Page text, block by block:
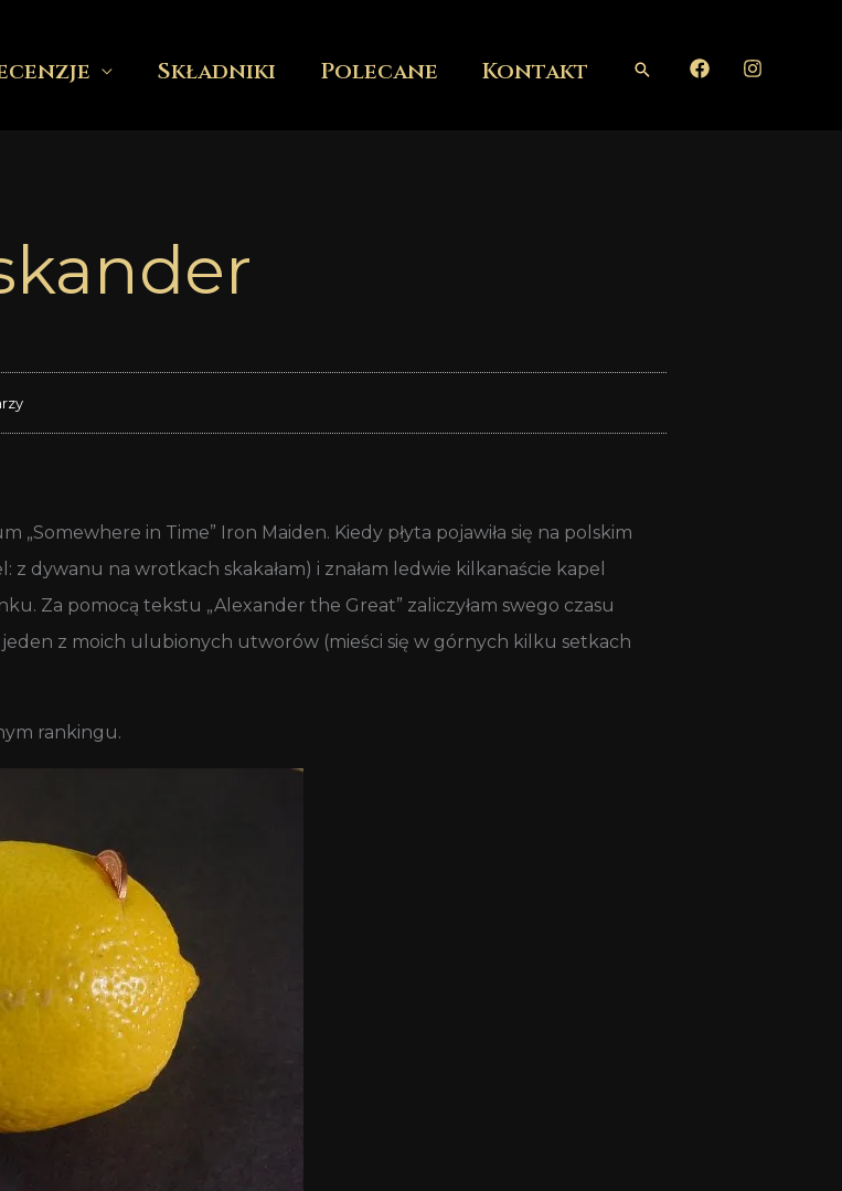
Składniki Polecane Kontakt Szukaj
in Time” Iron Maiden. Kiedy płyta pojawiła się na polskim
dywanu na wrotkach skakałam) i znałam ledwie kilkanaście kapel
Za pomocą tekstu „Alexander the Great” zaliczyłam swego czasu
z moich ulubionych utworów (mieści się w górnych kilku setkach
rankingu.